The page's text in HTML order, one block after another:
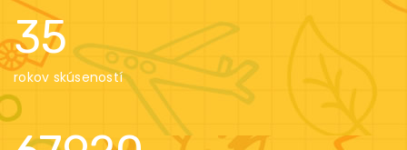
35
rokov skúseností